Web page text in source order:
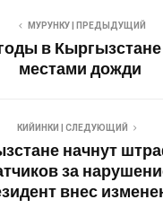
МУРУНКУ | ПРЕДЫДУЩИЙ
в
местами дожди
КИЙИНКИ | СЛЕДУЮЩИЙ
начнут
за
внес